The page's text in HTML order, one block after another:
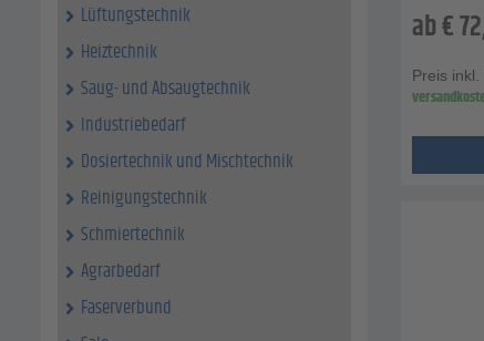
Lüftungstechnik
Heiztechnik
Saug- und Absaugtechnik
Industriebedarf
Dosiertechnik und Mischtechnik
Reinigungstechnik
Schmiertechnik
Agrarbedarf
Faserverbund
ab€
Preis inkl.